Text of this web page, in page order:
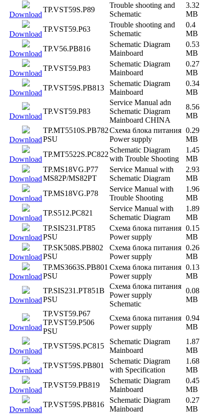
Download
TP.VST59S.P89
Trouble shooting and
Schematic
3.32
MB
Download
TP.VST59.P63
Trouble shooting and
Schematic
0.4
MB
Download
TP.V56.PB816
Schematic Diagram
Mainboard
0.53
MB
Download
TP.VST59.P83
Schematic Diagram
Mainboard
0.27
MB
Download
TP.VST59S.PB813
Schematic Diagram
Mainboard
0.34
MB
Download
TP.VST59.P83
Service Manual adn
Schematic Diagram
Mainboard CHINA
8.56
MB
Download
TP.MT5510S.PB782
PSU
Схема блока питания
Power supply
0.29
MB
Download
TP.MT5522S.PC822
Schematic Diagram
with Trouble Shooting
1.45
MB
Download
TP.MS18VG.P77
MS82P/MS82PT
Service Manual with
Schematic Diagram
2.93
MB
Download
TP.MS18VG.P78
Service Manual with
Trouble Shooting
1.96
MB
Download
TP.S512.PC821
Service Manual with
Schematic Diagram
1.89
MB
Download
TP.SIS231.PT85
PSU
Схема блока питания
Power supply
0.15
MB
Download
TP.SK508S.PB802
PSU
Схема блока питания
Power supply
0.26
MB
Download
TP.MS3663S.PB801
PSU
Схема блока питания
Power supply
0.13
MB
Download
TP.SIS231.PT851B
PSU
Схема блока питания
Power supply
Schematic
0.08
MB
Download
TP.VST59.P67
TP.VST59.P506
PSU
Схема блока питания
Power supply
0.94
MB
Download
TP.VST59S.PC815
Schematic Diagram
Mainboard
1.87
MB
Download
TP.VST59S.PB801
Schematic Diagram
with Specification
1.68
MB
Download
TP.VST59.PB819
Schematic Diagram
Mainboard
0.45
MB
Download
TP.VST59S.PB816
Schematic Diagram
Mainboard
0.27
MB